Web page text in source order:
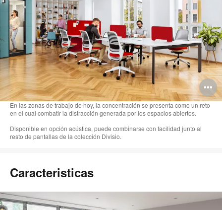
En las zonas de trabajo de hoy, la concentración se presenta como un reto
en el cual combatir la distracción generada por los espacios abiertos.
Disponible en opción acústica, puede combinarse con facilidad junto al
resto de pantallas de la colección Divisio.
Caracteristicas